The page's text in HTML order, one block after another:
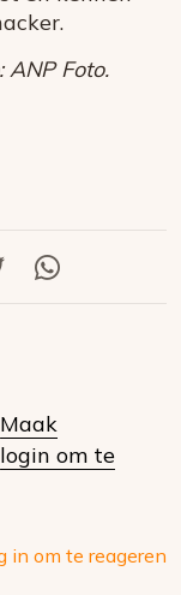
ANP Foto.
Deel
Maak
login om te
in om te reageren